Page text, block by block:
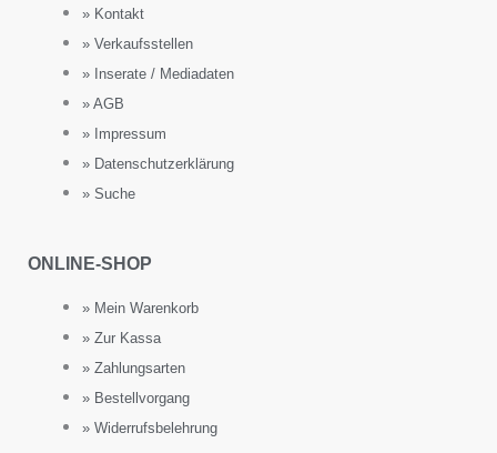
» Kontakt
» Verkaufsstellen
» Inserate / Mediadaten
» AGB
» Impressum
» Datenschutzerklärung
» Suche
ONLINE-SHOP
» Mein Warenkorb
» Zur Kassa
» Zahlungsarten
» Bestellvorgang
» Widerrufsbelehrung